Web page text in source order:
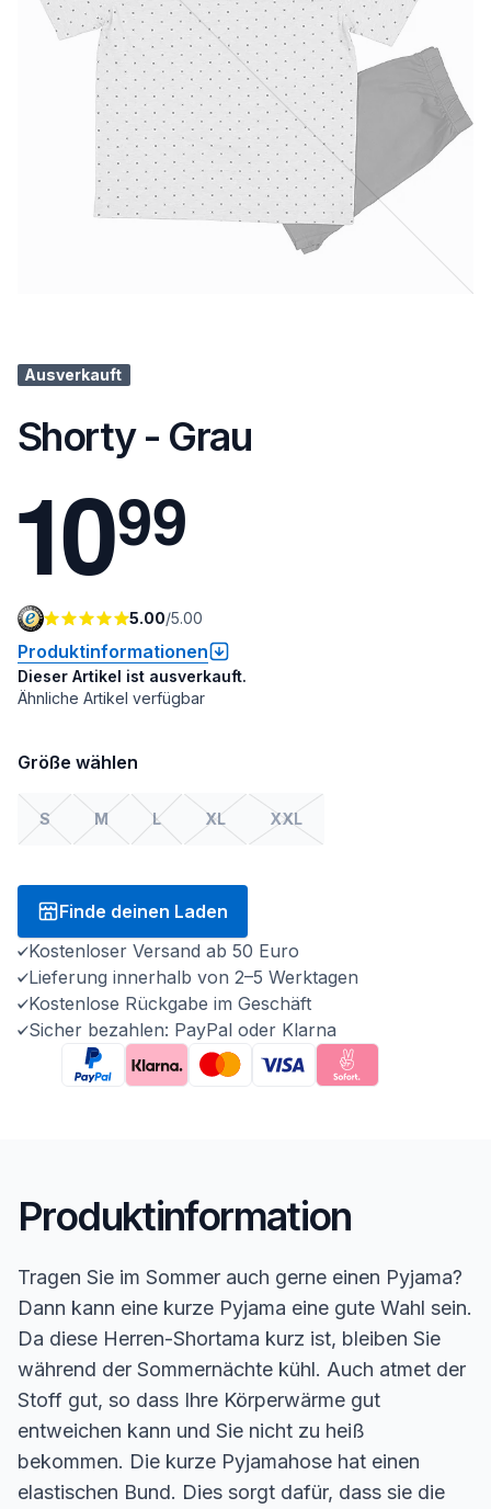
Ausverkauft
Shorty - Grau
1099
5.00/5.00
Produktinformationen
Dieser Artikel ist ausverkauft.
Ähnliche Artikel verfügbar
Größe wählen
S M L XL XXL
Finde deinen Laden
Kostenloser Versand ab 50 Euro
Lieferung innerhalb von 2–5 Werktagen
Kostenlose Rückgabe im Geschäft
Sicher bezahlen: PayPal oder Klarna
Produktinformation
Tragen Sie im Sommer auch gerne einen Pyjama?
Dann kann eine kurze Pyjama eine gute Wahl sein.
Da diese Herren-Shortama kurz ist, bleiben Sie
während der Sommernächte kühl. Auch atmet der
Stoff gut, so dass Ihre Körperwärme gut
entweichen kann und Sie nicht zu heiß
bekommen. Die kurze Pyjamahose hat einen
elastischen Bund. Dies sorgt dafür, dass sie die